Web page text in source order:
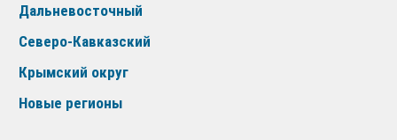
Дальневосточный
Северо-Кавказский
Крымский округ
Новые регионы